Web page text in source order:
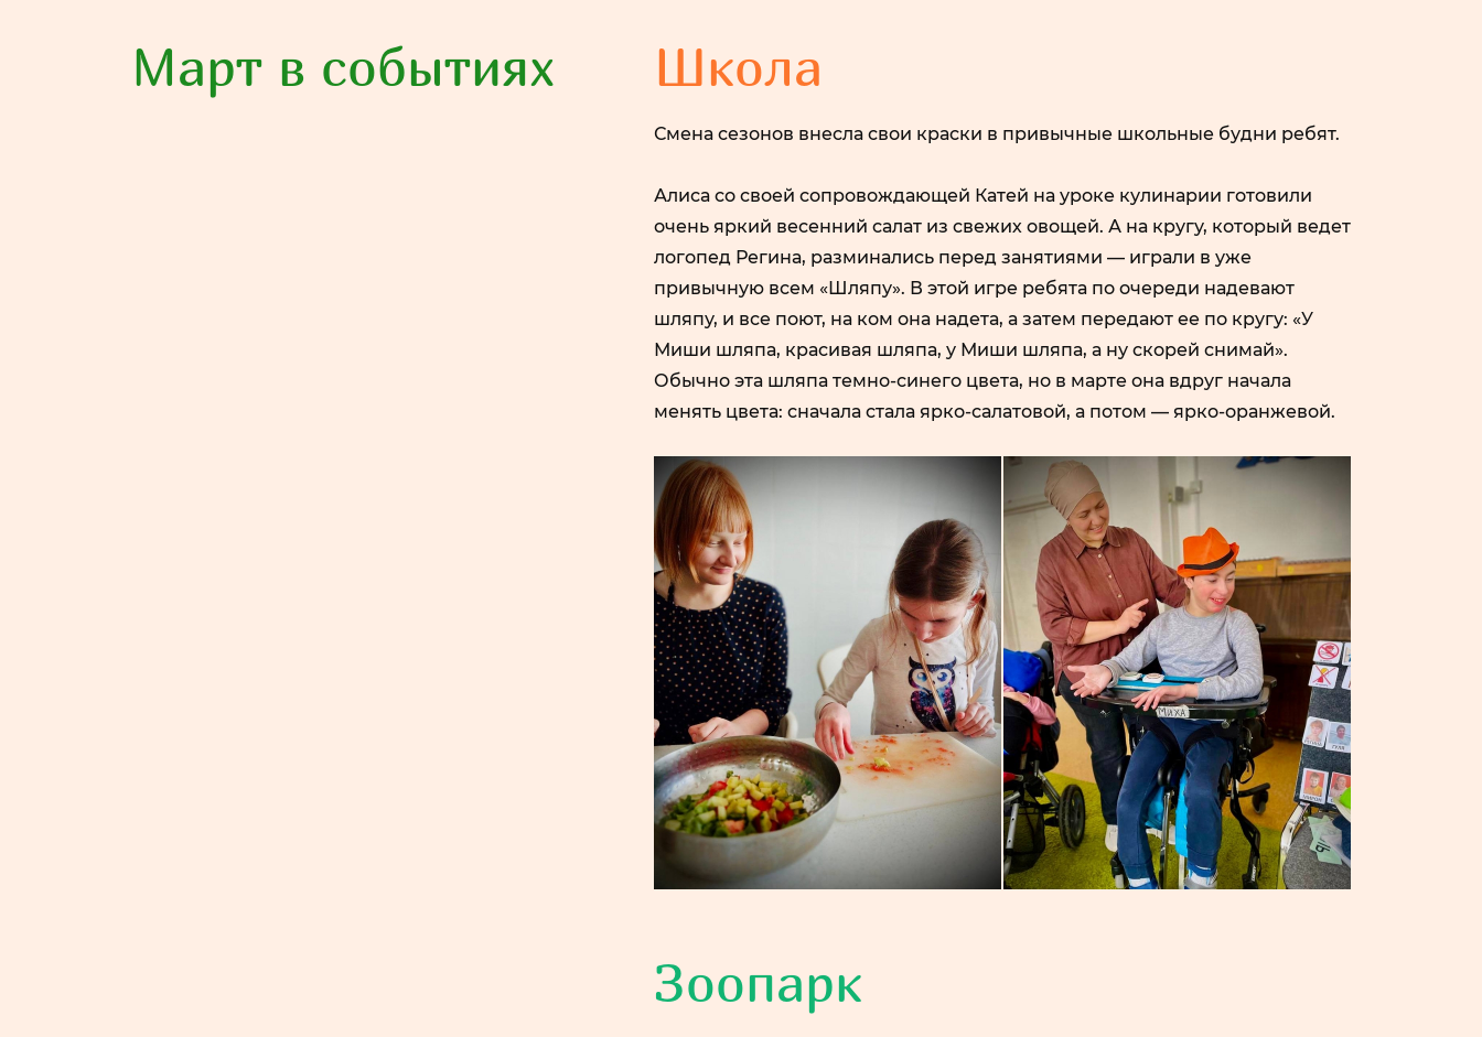
Март в событиях Школа
​Смена сезонов внесла свои краски в привычные школьные будни ребят.
Алиса со своей сопровождающей Катей на уроке кулинарии готовили
очень яркий весенний салат из свежих овощей. А на кругу, который ведет
логопед Регина, разминались перед занятиями — играли в уже
привычную всем «Шляпу». В этой игре ребята по очереди надевают
шляпу, и все поют, на ком она надета, а затем передают ее по кругу: «У
Миши шляпа, красивая шляпа, у Миши шляпа, а ну скорей снимай».
Обычно эта шляпа темно-синего цвета, но в марте она вдруг начала
менять цвета: сначала стала ярко-салатовой, а потом — ярко-оранжевой.
Зоопарк